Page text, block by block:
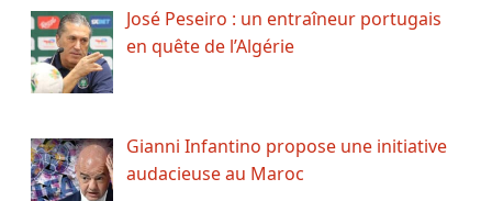
José Peseiro : un entraîneur portugais
en quête de l’Algérie
Gianni Infantino propose une initiative
audacieuse au Maroc